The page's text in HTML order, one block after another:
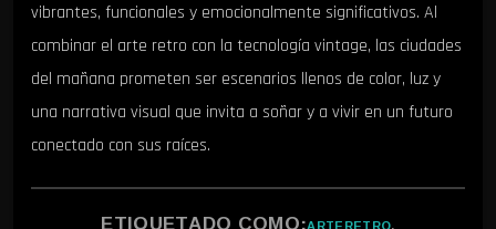
vibrantes, funcionales y emocionalmente significativos. Al
combinar el arte retro con la tecnología vintage, las ciudades
del mañana prometen ser escenarios llenos de color, luz y
una narrativa visual que invita a soñar y a vivir en un futuro
conectado con sus raíces.